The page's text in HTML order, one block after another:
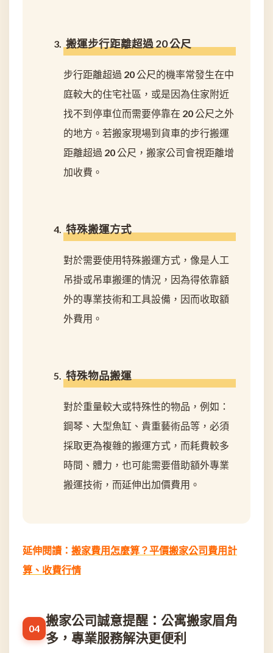
搬運步行距離超過 20 公尺
步行距離超過 20 公尺的機率常發生在中
庭較大的住宅社區，或是因為住家附近
找不到停車位而需要停靠在 20 公尺之外
的地方。若搬家現場到貨車的步行搬運
距離超過 20 公尺，搬家公司會視距離增
加收費。
特殊搬運方式
對於需要使用特殊搬運方式，像是人工
吊掛或吊車搬運的情況，因為得依靠額
外的專業技術和工具設備，因而收取額
外費用。
特殊物品搬運
對於重量較大或特殊性的物品，例如：
鋼琴、大型魚缸、貴重藝術品等，必須
採取更為複雜的搬運方式，而耗費較多
時間、體力，也可能需要借助額外專業
搬運技術，而延伸出加價費用。
延伸閱讀： 搬家費用怎麼算？平價搬家公司費用計
算、收費行情
搬家公司誠意提醒：公寓搬家眉角
多，專業服務解決更便利